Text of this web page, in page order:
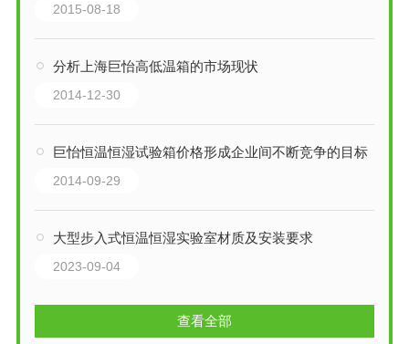
2015-08-18
分析上海巨怡高低温箱的市场现状
2014-12-30
巨怡恒温恒湿试验箱价格形成企业间不断竞争的目标
2014-09-29
大型步入式恒温恒湿实验室材质及安装要求
2023-09-04
查看全部